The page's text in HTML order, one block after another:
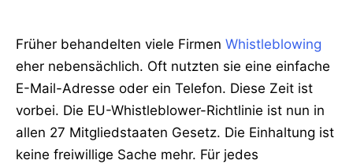
Früher behandelten viele Firmen Whistleblowing
eher nebensächlich. Oft nutzten sie eine einfache
E-Mail-Adresse oder ein Telefon. Diese Zeit ist
vorbei. Die EU-Whistleblower-Richtlinie ist nun in
allen 27 Mitgliedstaaten Gesetz. Die Einhaltung ist
keine freiwillige Sache mehr. Für jedes